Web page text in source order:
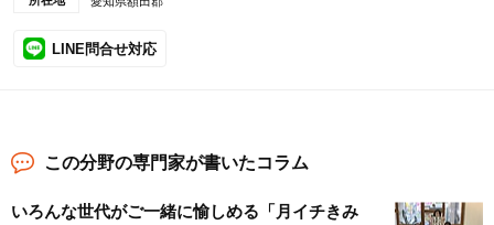
LINE問合せ対応
この分野の専門家が書いたコラム
いろんな世代がご一緒に愉しめる「月イチきみ